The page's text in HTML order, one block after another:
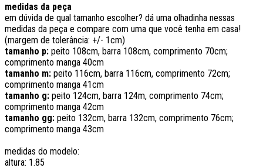
medidas da peça
em dúvida de qual tamanho escolher? dá uma olhadinha nessas
medidas da peça e compare com uma que você tenha em casa!
(margem de tolerância: +/- 1cm)
tamanho p: peito 108cm, barra 108cm, comprimento 70cm;
comprimento manga 40cm
tamanho m: peito 116cm, barra 116cm, comprimento 72cm;
comprimento manga 41cm
tamanho g: peito 124cm, barra 124m, comprimento 74cm;
comprimento manga 42cm
tamanho gg: peito 132cm, barra 132cm, comprimento 76cm;
comprimento manga 43cm
medidas do modelo:
altura: 1.85